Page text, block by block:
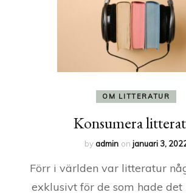
OM LITTERATUR
Konsumera
byadmin on januari 3,
Förr i världen var litteratur
exklusivt för de som hade det